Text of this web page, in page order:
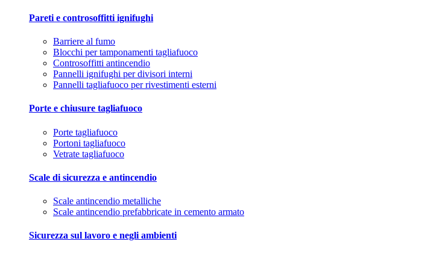
Pareti e controsoffitti ignifughi
Barriere al fumo
Blocchi per tamponamenti tagliafuoco
Controsoffitti antincendio
Pannelli ignifughi per divisori interni
Pannelli tagliafuoco per rivestimenti esterni
Porte e chiusure tagliafuoco
Porte tagliafuoco
Portoni tagliafuoco
Vetrate tagliafuoco
Scale di sicurezza e antincendio
Scale antincendio metalliche
Scale antincendio prefabbricate in cemento armato
Sicurezza sul lavoro e negli ambienti